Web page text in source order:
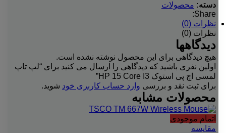
دسته: محصولات
Share:
نظرات (0)
نظرات (0)
دیدگاهها
هیچ دیدگاهی برای این محصول نوشته نشده است.
اولین نفری باشید که دیدگاهی را ارسال می کنید برای “لپ تاپ
لمسی اچ پی استوک HP 15 Core I3”
برای ثبت نقد و بررسی وارد حساب کاربری خود شوید.
محصولات مشابه
اتمام موجودی
مقایسه